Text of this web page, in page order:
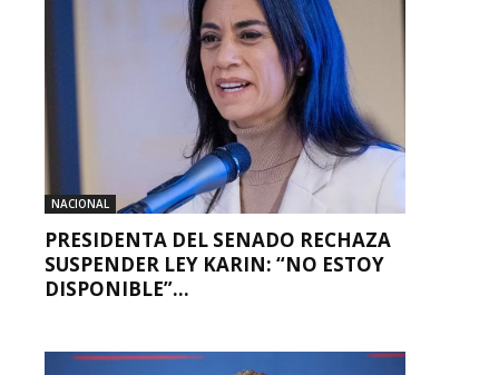
NACIONAL
PRESIDENTA DEL SENADO RECHAZA
SUSPENDER LEY KARIN: “NO ESTOY
DISPONIBLE”...